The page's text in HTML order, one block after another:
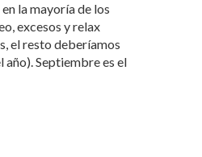
la mayoría de los
excesos y relax
el resto deberíamos
Septiembre es el